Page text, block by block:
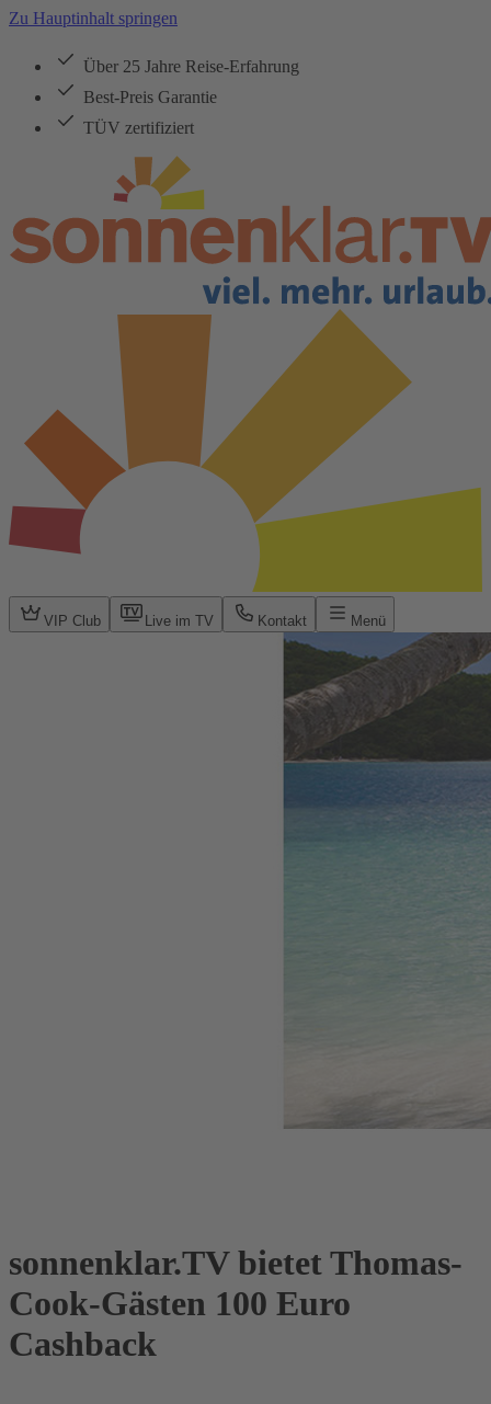
Zu Hauptinhalt springen
Über 25 Jahre Reise-Erfahrung
Best-Preis Garantie
TÜV zertifiziert
VIP Club Live im TV Kontakt Menü
sonnenklar.TV bietet Thomas-
Cook-Gästen 100 Euro
Cashback